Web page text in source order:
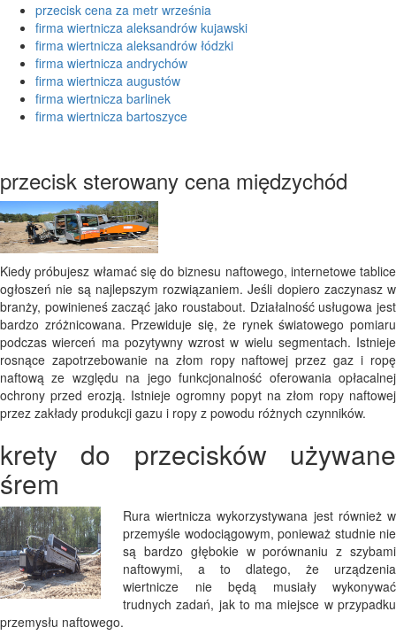
przecisk cena za metr września
firma wiertnicza aleksandrów kujawski
firma wiertnicza aleksandrów łódzki
firma wiertnicza andrychów
firma wiertnicza augustów
firma wiertnicza barlinek
firma wiertnicza bartoszyce
przecisk sterowany cena międzychód
Kiedy próbujesz włamać się do biznesu naftowego, internetowe tablice
ogłoszeń nie są najlepszym rozwiązaniem. Jeśli dopiero zaczynasz w
branży, powinieneś zacząć jako roustabout. Działalność usługowa jest
bardzo zróżnicowana. Przewiduje się, że rynek światowego pomiaru
podczas wierceń ma pozytywny wzrost w wielu segmentach. Istnieje
rosnące zapotrzebowanie na złom ropy naftowej przez gaz i ropę
naftową ze względu na jego funkcjonalność oferowania opłacalnej
ochrony przed erozją. Istnieje ogromny popyt na złom ropy naftowej
przez zakłady produkcji gazu i ropy z powodu różnych czynników.
krety do przecisków używane
śrem
Rura wiertnicza wykorzystywana jest również w
przemyśle wodociągowym, ponieważ studnie nie
są bardzo głębokie w porównaniu z szybami
naftowymi, a to dlatego, że urządzenia
wiertnicze nie będą musiały wykonywać
trudnych zadań, jak to ma miejsce w przypadku
przemysłu naftowego.